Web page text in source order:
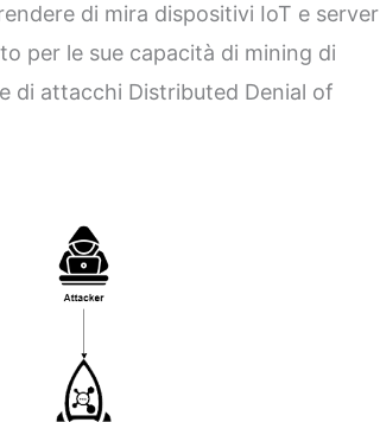
di mira dispositivi IoT e server
per le sue capacità di mining di
di attacchi Distributed Denial of